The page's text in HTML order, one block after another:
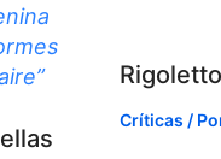
Críticas /